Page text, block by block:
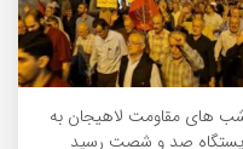
های مقاومت لاهیجان به
صد و شصت رسید